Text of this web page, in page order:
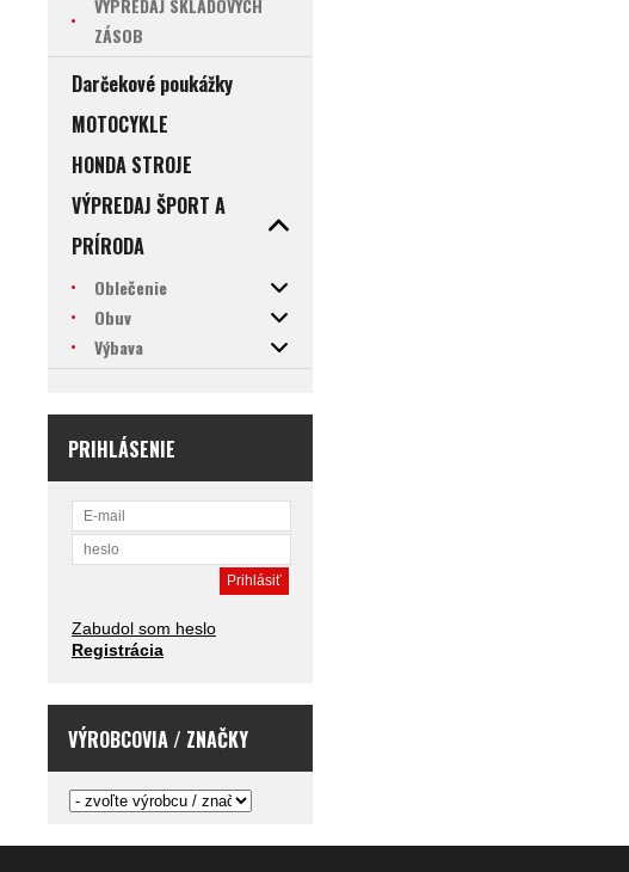
VÝPREDAJ SKLADOVÝCH
ZÁSOB
Darčekové poukážky
MOTOCYKLE
HONDA STROJE
VÝPREDAJ ŠPORT A
PRÍRODA
Oblečenie
Obuv
Výbava
PRIHLÁSENIE
Zabudol som heslo
Registrácia
VÝROBCOVIA / ZNAČKY